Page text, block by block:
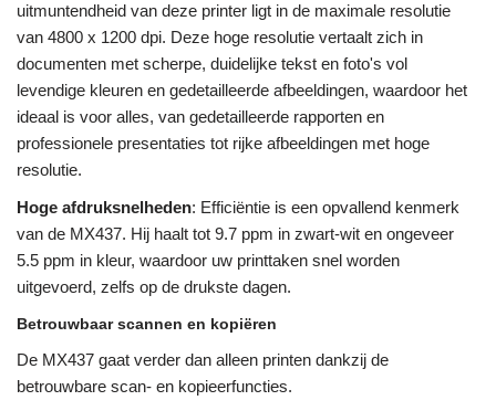
uitmuntendheid van deze printer ligt in de maximale resolutie
van 4800 x 1200 dpi. Deze hoge resolutie vertaalt zich in
documenten met scherpe, duidelijke tekst en foto's vol
levendige kleuren en gedetailleerde afbeeldingen, waardoor het
ideaal is voor alles, van gedetailleerde rapporten en
professionele presentaties tot rijke afbeeldingen met hoge
resolutie.
Hoge afdruksnelheden: Efficiëntie is een opvallend kenmerk
van de MX437. Hij haalt tot 9.7 ppm in zwart-wit en ongeveer
5.5 ppm in kleur, waardoor uw printtaken snel worden
uitgevoerd, zelfs op de drukste dagen.
Betrouwbaar scannen en kopiëren
De MX437 gaat verder dan alleen printen dankzij de
betrouwbare scan- en kopieerfuncties.